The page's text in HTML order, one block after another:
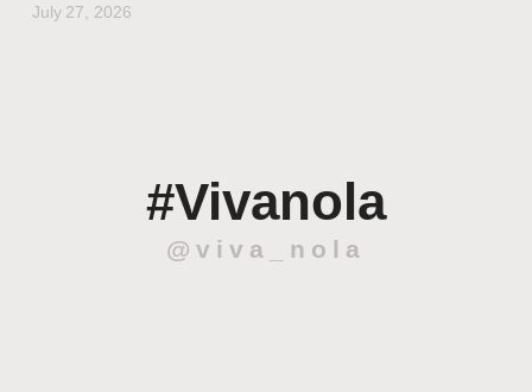
July 27, 2026
#Vivanola
@viva_nola